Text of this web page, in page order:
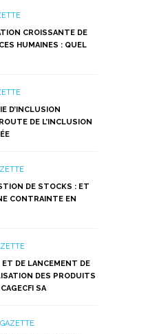
CROISSANTE DE
HUMAINES : QUEL
D’INCLUSION
DE L’INCLUSION
DE STOCKS : ET
CONTRAINTE EN
DE LANCEMENT DE
DES PRODUITS
SA